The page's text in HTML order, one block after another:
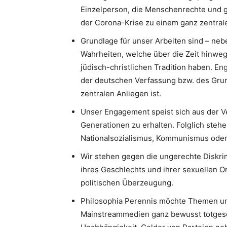
Einzelperson, die Menschenrechte und
der Corona-Krise zu einem ganz
Grundlage für unser Arbeiten sind –
Wahrheiten, welche über die Zeit
jüdisch-christlichen Tradition haben.
der deutschen Verfassung bzw. des
zentralen Anliegen ist.
Unser Engagement speist sich aus der
Generationen zu erhalten. Folglich
Nationalsozialismus, Kommunismus
Wir stehen gegen die ungerechte
ihres Geschlechts und ihrer sexuellen
politischen Überzeugung.
Philosophia Perennis möchte Themen
Mainstreammedien ganz bewusst